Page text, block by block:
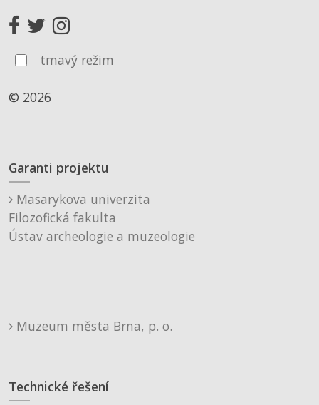
tmavý režim
© 2026
Garanti projektu
Masarykova univerzita
Filozofická fakulta
Ústav archeologie a muzeologie
Muzeum města Brna, p. o.
Technické řešení